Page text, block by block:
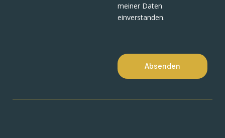
meiner Daten
einverstanden.
Absenden